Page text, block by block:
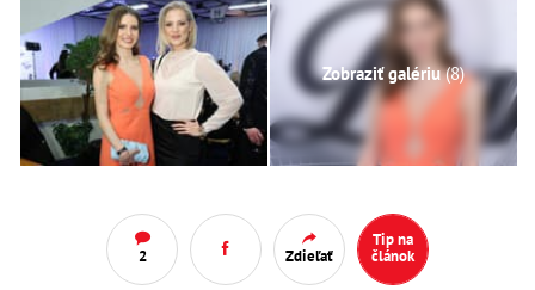
Zobraziť galériu(8)
2 Zdieľať
Tip na
článok